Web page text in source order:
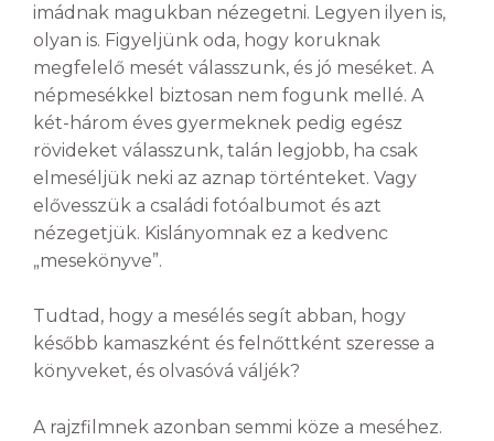
imádnak magukban nézegetni. Legyen ilyen is,
olyan is. Figyeljünk oda, hogy koruknak
megfelelő mesét válasszunk, és jó meséket. A
népmesékkel biztosan nem fogunk mellé. A
két-három éves gyermeknek pedig egész
rövideket válasszunk, talán legjobb, ha csak
elmeséljük neki az aznap történteket. Vagy
elővesszük a családi fotóalbumot és azt
nézegetjük. Kislányomnak ez a kedvenc
„mesekönyve”.
Tudtad, hogy a mesélés segít abban, hogy
később kamaszként és felnőttként szeresse a
könyveket, és olvasóvá váljék?
A rajzfilmnek azonban semmi köze a meséhez.